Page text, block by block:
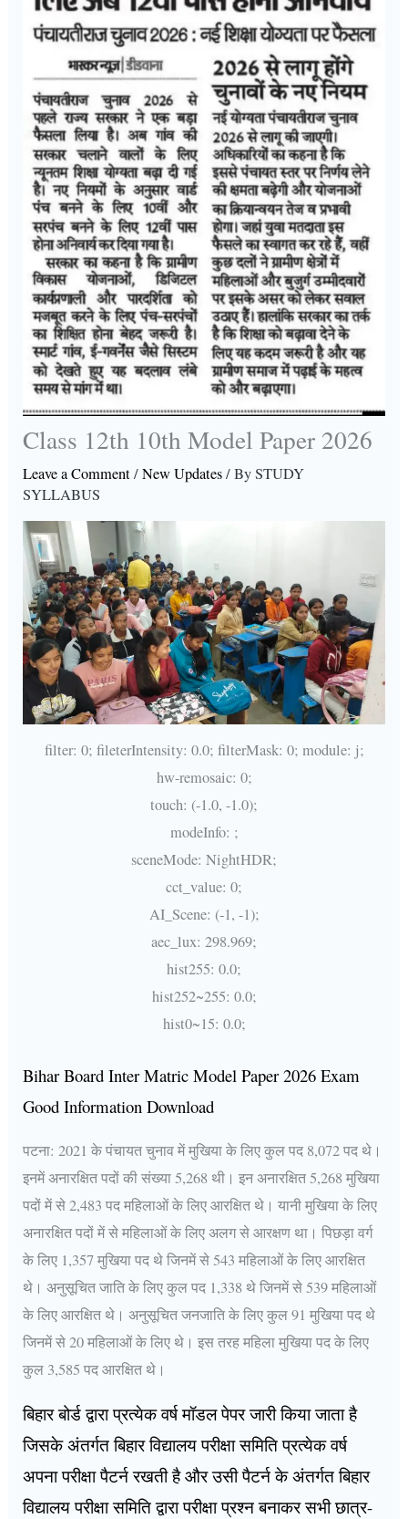
Class 12th 10th Model Paper 2026
Leave a Comment/New Updates/ BySTUDY
SYLLABUS
filter: 0; fileterIntensity: 0.0; filterMask: 0; module: j;
hw-remosaic: 0;
touch: (-1.0, -1.0);
modeInfo: ;
sceneMode: NightHDR;
cct_value: 0;
AI_Scene: (-1, -1);
aec_lux: 298.969;
hist255: 0.0;
hist252~255: 0.0;
hist0~15: 0.0;
Bihar Board Inter Matric Model Paper 2026 Exam
Good Information Download
पटना: 2021 के पंचायत चुनाव में मुखिया के लिए कुल पद 8,072 पद थे।
इनमें अनारक्षित पदों की संख्या 5,268 थी। इन अनारक्षित 5,268 मुखिया
पदों में से 2,483 पद महिलाओं के लिए आरक्षित थे। यानी मुखिया के लिए
अनारक्षित पदों में से महिलाओं के लिए अलग से आरक्षण था। पिछड़ा वर्ग
के लिए 1,357 मुखिया पद थे जिनमें से 543 महिलाओं के लिए आरक्षित
थे। अनुसूचित जाति के लिए कुल पद 1,338 थे जिनमें से 539 महिलाओं
के लिए आरक्षित थे। अनुसूचित जनजाति के लिए कुल 91 मुखिया पद थे
जिनमें से 20 महिलाओं के लिए थे। इस तरह महिला मुखिया पद के लिए
कुल 3,585 पद आरक्षित थे।
बिहार बोर्ड द्वारा प्रत्येक वर्ष मॉडल पेपर जारी किया जाता है
जिसके अंतर्गत बिहार विद्यालय परीक्षा समिति प्रत्येक वर्ष
अपना परीक्षा पैटर्न रखती है और उसी पैटर्न के अंतर्गत बिहार
विद्यालय परीक्षा समिति द्वारा परीक्षा प्रश्न बनाकर सभी छात्र-